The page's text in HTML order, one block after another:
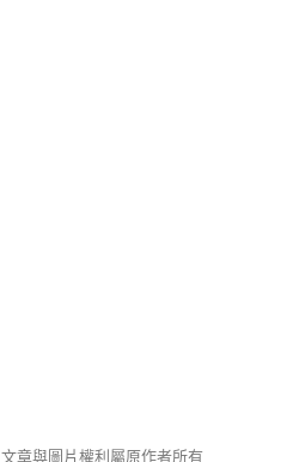
文章與圖片權利屬原作者所有